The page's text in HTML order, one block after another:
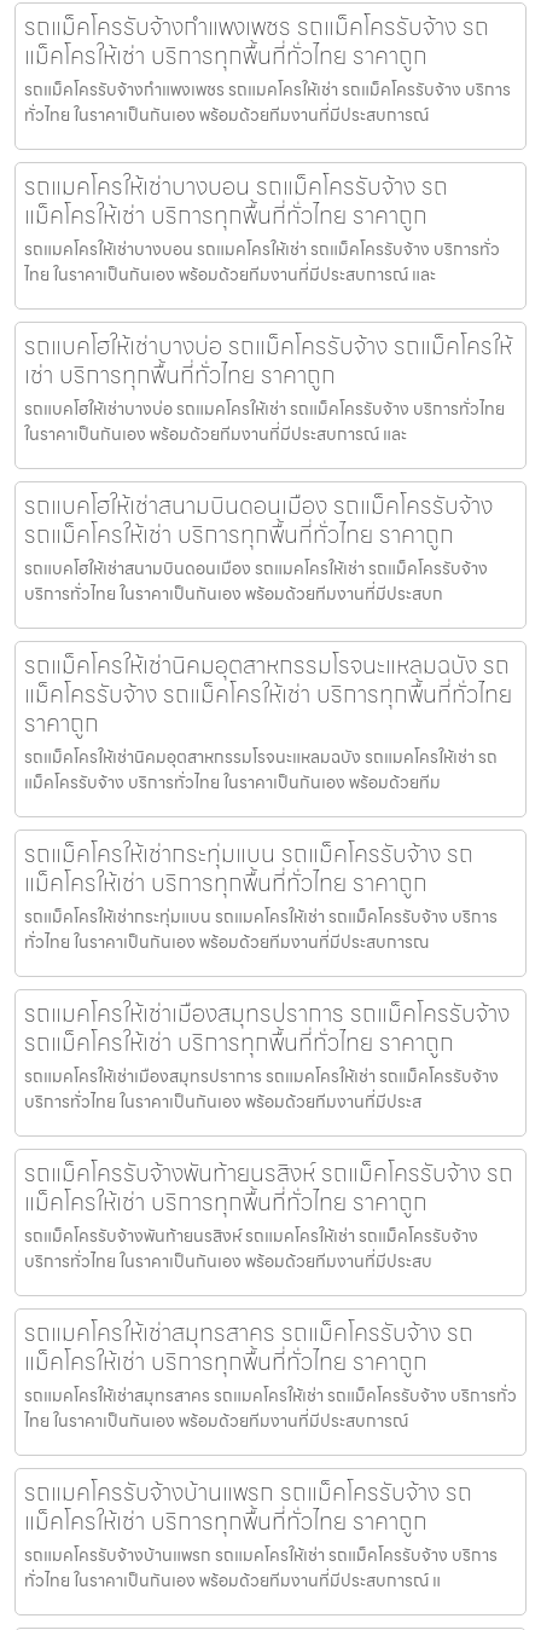
รถแม็คโครรับจ้างกำแพงเพชร รถแม็คโครรับจ้าง รถ
แม็คโครให้เช่า บริการทุกพื้นที่ทั่วไทย ราคาถูก
รถแม็คโครรับจ้างกำแพงเพชร รถแมคโครให้เช่า รถแม็คโครรับจ้าง บริการ
ทั่วไทย ในราคาเป็นกันเอง พร้อมด้วยทีมงานที่มีประสบการณ์
รถแมคโครให้เช่าบางบอน รถแม็คโครรับจ้าง รถ
แม็คโครให้เช่า บริการทุกพื้นที่ทั่วไทย ราคาถูก
รถแมคโครให้เช่าบางบอน รถแมคโครให้เช่า รถแม็คโครรับจ้าง บริการทั่ว
ไทย ในราคาเป็นกันเอง พร้อมด้วยทีมงานที่มีประสบการณ์ และ
รถแบคโฮให้เช่าบางบ่อ รถแม็คโครรับจ้าง รถแม็คโครให้
เช่า บริการทุกพื้นที่ทั่วไทย ราคาถูก
รถแบคโฮให้เช่าบางบ่อ รถแมคโครให้เช่า รถแม็คโครรับจ้าง บริการทั่วไทย
ในราคาเป็นกันเอง พร้อมด้วยทีมงานที่มีประสบการณ์ และ
รถแบคโฮให้เช่าสนามบินดอนเมือง รถแม็คโครรับจ้าง
รถแม็คโครให้เช่า บริการทุกพื้นที่ทั่วไทย ราคาถูก
รถแบคโฮให้เช่าสนามบินดอนเมือง รถแมคโครให้เช่า รถแม็คโครรับจ้าง
บริการทั่วไทย ในราคาเป็นกันเอง พร้อมด้วยทีมงานที่มีประสบก
รถแม็คโครให้เช่านิคมอุตสาหกรรมโรจนะแหลมฉบัง รถ
แม็คโครรับจ้าง รถแม็คโครให้เช่า บริการทุกพื้นที่ทั่วไทย
ราคาถูก
รถแม็คโครให้เช่านิคมอุตสาหกรรมโรจนะแหลมฉบัง รถแมคโครให้เช่า รถ
แม็คโครรับจ้าง บริการทั่วไทย ในราคาเป็นกันเอง พร้อมด้วยทีม
รถแม็คโครให้เช่ากระทุ่มแบน รถแม็คโครรับจ้าง รถ
แม็คโครให้เช่า บริการทุกพื้นที่ทั่วไทย ราคาถูก
รถแม็คโครให้เช่ากระทุ่มแบน รถแมคโครให้เช่า รถแม็คโครรับจ้าง บริการ
ทั่วไทย ในราคาเป็นกันเอง พร้อมด้วยทีมงานที่มีประสบการณ
รถแมคโครให้เช่าเมืองสมุทรปราการ รถแม็คโครรับจ้าง
รถแม็คโครให้เช่า บริการทุกพื้นที่ทั่วไทย ราคาถูก
รถแมคโครให้เช่าเมืองสมุทรปราการ รถแมคโครให้เช่า รถแม็คโครรับจ้าง
บริการทั่วไทย ในราคาเป็นกันเอง พร้อมด้วยทีมงานที่มีประส
รถแม็คโครรับจ้างพันท้ายนรสิงห์ รถแม็คโครรับจ้าง รถ
แม็คโครให้เช่า บริการทุกพื้นที่ทั่วไทย ราคาถูก
รถแม็คโครรับจ้างพันท้ายนรสิงห์ รถแมคโครให้เช่า รถแม็คโครรับจ้าง
บริการทั่วไทย ในราคาเป็นกันเอง พร้อมด้วยทีมงานที่มีประสบ
รถแมคโครให้เช่าสมุทรสาคร รถแม็คโครรับจ้าง รถ
แม็คโครให้เช่า บริการทุกพื้นที่ทั่วไทย ราคาถูก
รถแมคโครให้เช่าสมุทรสาคร รถแมคโครให้เช่า รถแม็คโครรับจ้าง บริการทั่ว
ไทย ในราคาเป็นกันเอง พร้อมด้วยทีมงานที่มีประสบการณ์
รถแมคโครรับจ้างบ้านแพรก รถแม็คโครรับจ้าง รถ
แม็คโครให้เช่า บริการทุกพื้นที่ทั่วไทย ราคาถูก
รถแมคโครรับจ้างบ้านแพรก รถแมคโครให้เช่า รถแม็คโครรับจ้าง บริการ
ทั่วไทย ในราคาเป็นกันเอง พร้อมด้วยทีมงานที่มีประสบการณ์ แ